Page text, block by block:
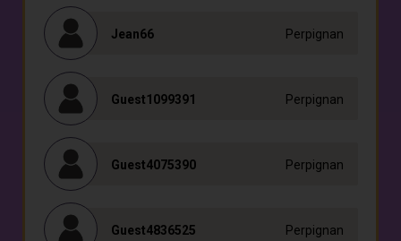
Jean66 Perpignan
Guest1099391 Perpignan
Guest4075390 Perpignan
Guest4836525 Perpignan